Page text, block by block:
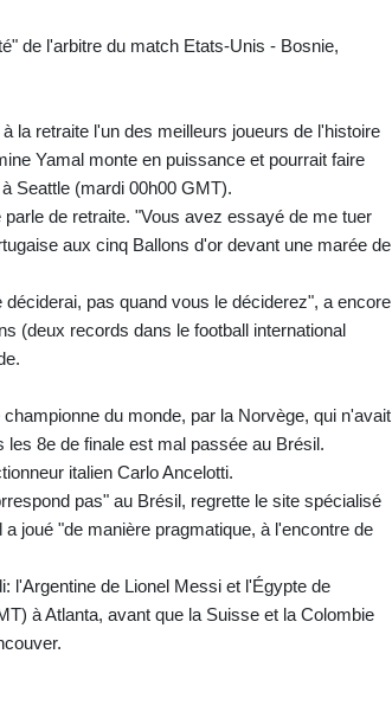
de l'arbitre du match Etats-Unis - Bosnie,
la retraite l'un des meilleurs joueurs de l'histoire
Yamal monte en puissance et pourrait faire
Seattle (mardi 00h00 GMT).
de retraite. "Vous avez essayé de me tuer
aux cinq Ballons d'or devant une marée de
pas quand vous le déciderez", a encore
(deux records dans le football international
du monde, par la Norvège, qui n'avait
8e de finale est mal passée au Brésil.
italien Carlo Ancelotti.
pas" au Brésil, regrette le site spécialisé
joué "de manière pragmatique, à l'encontre de
l'Argentine de Lionel Messi et l'Égypte de
à Atlanta, avant que la Suisse et la Colombie